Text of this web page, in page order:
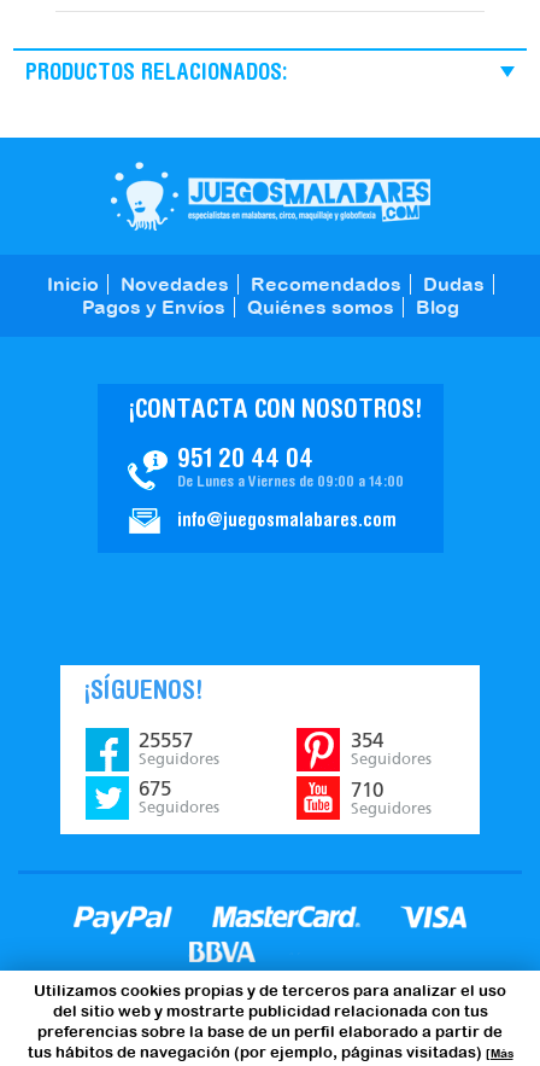
Utilizamos cookies propias y de terceros para analizar el uso
del sitio web y mostrarte publicidad relacionada con tus
preferencias sobre la base de un perfil elaborado a partir de
tus hábitos de navegación (por ejemplo, páginas visitadas) [Más
PRODUCTOS RELACIONADOS:
Inicio Novedades Recomendados
Dudas
Pagos y Envíos
Quiénes somos Blog
951 20 44 04
¡CONTACTA CON NOSOTROS!
De Lunes a Viernes de 09:00 a 14:00
info@juegosmalabares.com
¡SÍGUENOS!
25557
Seguidores
675
Seguidores
354
Seguidores
710
Seguidores